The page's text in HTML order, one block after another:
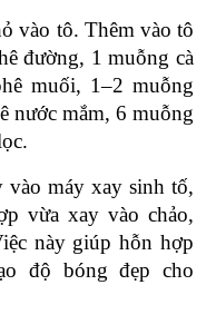
vào tô. Thêm vào tô
đường, 1 muỗng cà
muối, 1–2 muỗng
nước mắm, 6 muỗng
vào máy xay sinh tố,
vừa xay vào chảo,
này giúp hỗn hợp
độ bóng đẹp cho